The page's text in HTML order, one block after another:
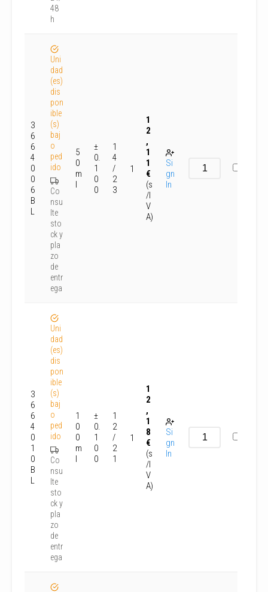
48
h
3
6
6
4
0
0
6
B
L
Uni
dad
(es)
dis
pon
ible
(s)
baj
o
ped
ido
Co
nsu
lte
sto
ck y
pla
zo
de
entr
ega
5
0
m
l
±
0.
1
0
0
1
4
/
2
3
1
1
2
,
1
1
€
(s
/I
V
A)
Si
gn
In
3
6
6
4
0
1
0
B
L
Uni
dad
(es)
dis
pon
ible
(s)
baj
o
ped
ido
Co
nsu
lte
sto
ck y
pla
zo
de
entr
ega
1
0
0
m
l
±
0.
1
0
0
1
2
/
2
1
1
1
2
,
1
8
€
(s
/I
V
A)
Si
gn
In